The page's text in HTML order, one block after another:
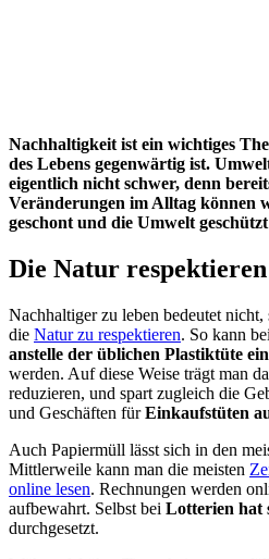
Nachhaltigkeit ist ein wichtiges
des Lebens gegenwärtig ist.
eigentlich nicht schwer, denn
Veränderungen im Alltag können
geschont und die Umwelt
Die Natur respektieren
Nachhaltiger zu leben bedeutet
die Natur zu respektieren. So kann
anstelle der üblichen Plastiktüte
werden. Auf diese Weise trägt man
reduzieren, und spart zugleich die
und Geschäften fürEinkaufstüten
Auch Papiermüll lässt sich in den
Mittlerweile kann man die meisten
online lesen. Rechnungen werden
aufbewahrt. Selbst bei Lotterien hat
durchgesetzt.